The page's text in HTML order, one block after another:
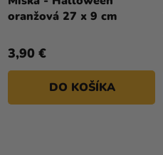
oranžová 27 x 9 cm
3,90 €
DO KOŠÍKA